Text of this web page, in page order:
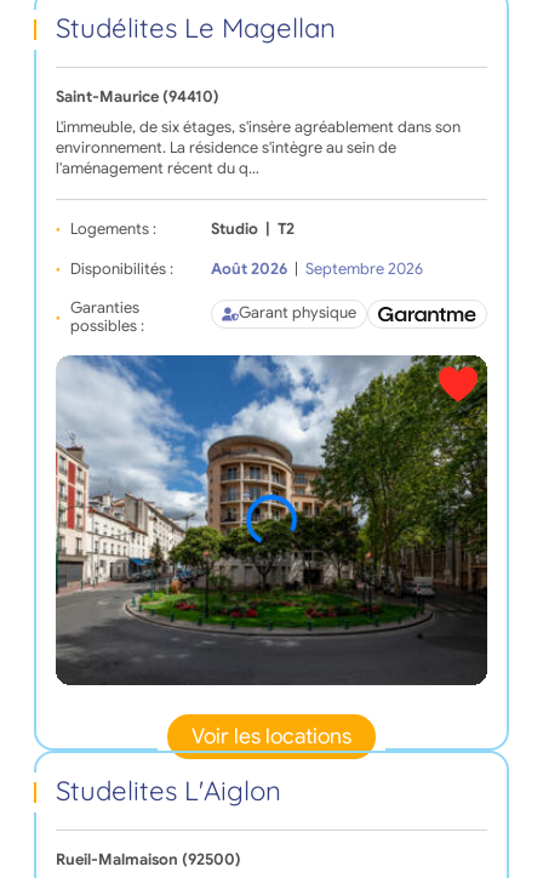
Studélites Le Magellan
Saint-Maurice (94410)
L'immeuble, de six étages, s'insère agréablement dans son
environnement. La résidence s'intègre au sein de
l'aménagement récent du q…
Logements : Studio T2
Disponibilités : Août 2026
Septembre 2026
Garanties
possibles :
Garant physique
Voir les locations
Studelites L'Aiglon
Rueil-Malmaison (92500)